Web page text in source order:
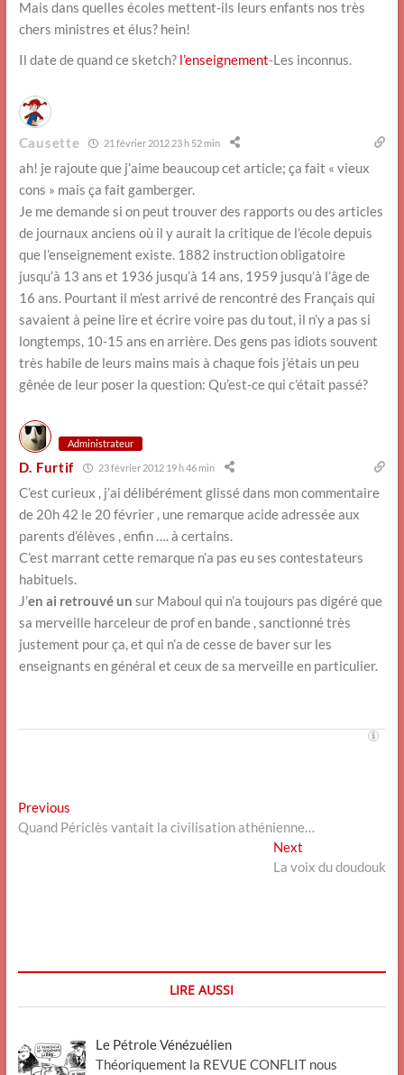
Mais dans quelles écoles mettent-ils leurs enfants nos très
chers ministres et élus? hein!
Il date de quand ce sketch? l’enseignement-Les inconnus.
Causette 21 février 2012 23 h 52 min
ah! je rajoute que j’aime beaucoup cet article; ça fait « vieux
cons » mais ça fait gamberger.
Je me demande si on peut trouver des rapports ou des articles
de journaux anciens où il y aurait la critique de l’école depuis
que l’enseignement existe. 1882 instruction obligatoire
jusqu’à 13 ans et 1936 jusqu’à 14 ans, 1959 jusqu’à l’âge de
16 ans. Pourtant il m’est arrivé de rencontré des Français qui
savaient à peine lire et écrire voire pas du tout, il n’y a pas si
longtemps, 10-15 ans en arrière. Des gens pas idiots souvent
très habile de leurs mains mais à chaque fois j’étais un peu
gênée de leur poser la question: Qu’est-ce qui c’était passé?
Administrateur
D. Furtif 23 février 2012 19 h 46 min
C’est curieux , j’ai délibérément glissé dans mon commentaire
de 20h 42 le 20 février , une remarque acide adressée aux
parents d’élèves , enfin …. à certains.
C’est marrant cette remarque n’a pas eu ses contestateurs
habituels.
J’en ai retrouvé un sur Maboul qui n’a toujours pas digéré que
sa merveille harceleur de prof en bande , sanctionné très
justement pour ça, et qui n’a de cesse de baver sur les
enseignants en général et ceux de sa merveille en particulier.
Navigation
de
PreviousPrevious
post:
Quand Périclès vantait la civilisation athénienne…
Next
post:
La voix du doudouk
LIRE AUSSI
Le Pétrole Vénézuélien
Théoriquement la REVUE CONFLIT nous